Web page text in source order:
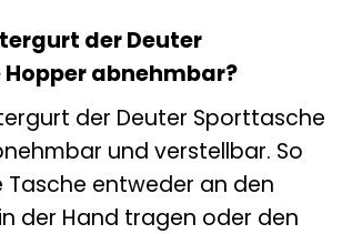
der Deuter
abnehmbar?
der Deuter Sporttasche
und verstellbar. So
Tasche entweder an den
der Hand tragen oder den